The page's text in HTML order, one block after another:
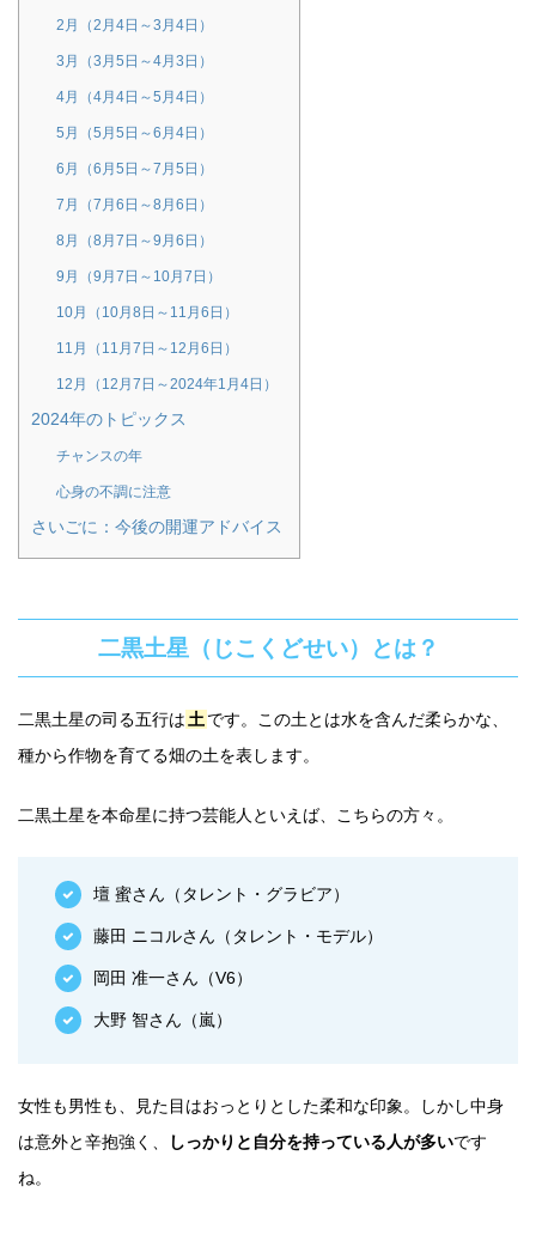
2月（2月4日～3月4日）
3月（3月5日～4月3日）
4月（4月4日～5月4日）
5月（5月5日～6月4日）
6月（6月5日～7月5日）
7月（7月6日～8月6日）
8月（8月7日～9月6日）
9月（9月7日～10月7日）
10月（10月8日～11月6日）
11月（11月7日～12月6日）
12月（12月7日～2024年1月4日）
2024年のトピックス
チャンスの年
心身の不調に注意
さいごに：今後の開運アドバイス
二黒土星（じこくどせい）とは？
二黒土星の司る五行は 土 です。この土とは水を含んだ柔らかな、
種から作物を育てる畑の土を表します。
二黒土星を本命星に持つ芸能人といえば、こちらの方々。
壇 蜜さん（タレント・グラビア）
藤田 ニコルさん（タレント・モデル）
岡田 准一さん（V6）
大野 智さん（嵐）
女性も男性も、見た目はおっとりとした柔和な印象。しかし中身
は意外と辛抱強く、
しっかりと自分を持っている人が多いです
ね。